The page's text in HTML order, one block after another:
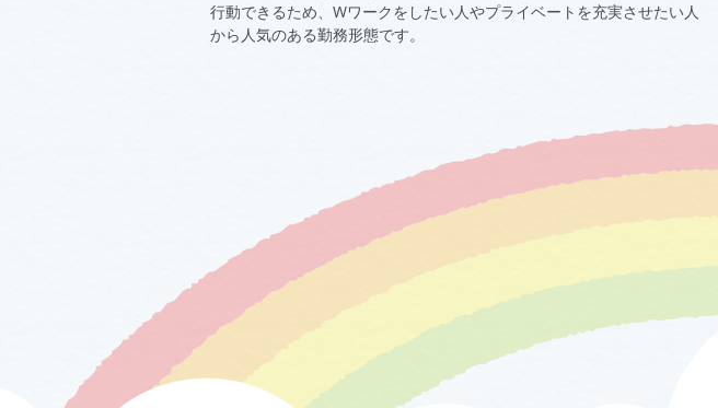
行動できるため、Wワークをしたい人やプライベートを充実させたい人
から人気のある勤務形態です。